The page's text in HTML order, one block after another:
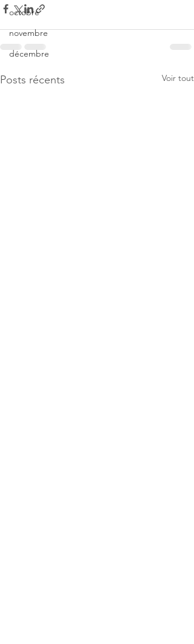
octobre
novembre
décembre
Posts récents Voir tout